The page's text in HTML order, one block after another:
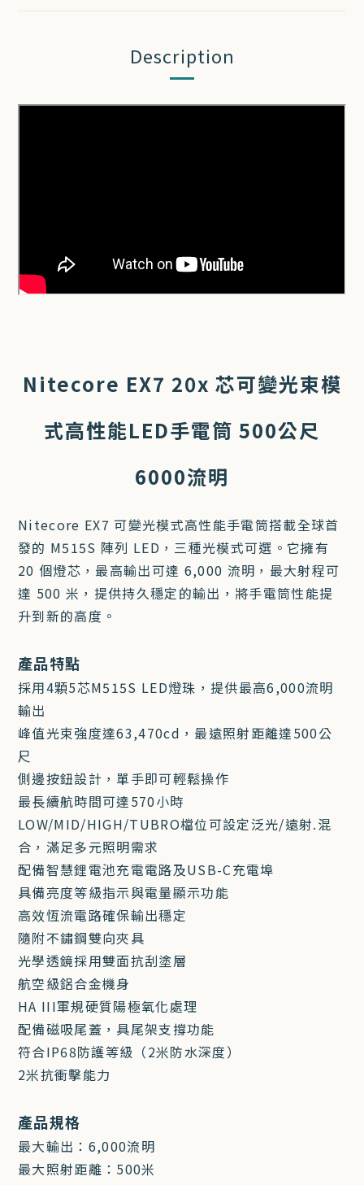
Description
Nitecore EX7 20x 芯可變光束模
式高性能LED手電筒 500公尺
6000流明
Nitecore EX7 可變光模式高性能手電筒搭載全球首
發的 M515S 陣列 LED，三種光模式可選。它擁有
20 個燈芯，最高輸出可達 6,000 流明，最大射程可
達 500 米，提供持久穩定的輸出，將手電筒性能提
升到新的高度。
產品特點
採用4顆5芯M515S LED燈珠，提供最高6,000流明
輸出
峰值光束強度達63,470cd，最遠照射距離達500公
尺
側邊按鈕設計，單手即可輕鬆操作
最長續航時間可達570小時
LOW/MID/HIGH/TUBRO檔位可設定泛光/遠射.混
合，滿足多元照明需求
配備智慧鋰電池充電電路及USB-C充電埠
具備亮度等級指示與電量顯示功能
高效恆流電路確保輸出穩定
隨附不鏽鋼雙向夾具
光學透鏡採用雙面抗刮塗層
航空級鋁合金機身
HA III軍規硬質陽極氧化處理
配備磁吸尾蓋，具尾架支撐功能
符合IP68防護等級（2米防水深度）
2米抗衝擊能力
產品規格
最大輸出：6,000流明
最大照射距離：500米